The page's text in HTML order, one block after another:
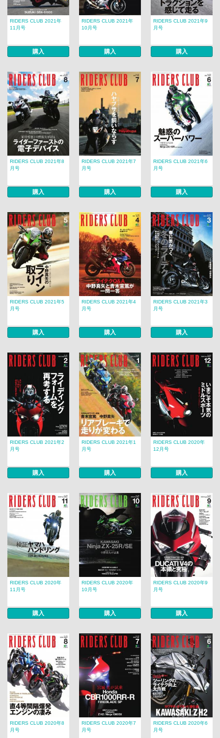
RIDERS CLUB 2021年
11月号
購入
RIDERS CLUB 2021年
10月号
購入
RIDERS CLUB 2021年9
月号
購入
RIDERS CLUB 2021年8
月号
購入
RIDERS CLUB 2021年7
月号
購入
RIDERS CLUB 2021年6
月号
購入
RIDERS CLUB 2021年5
月号
購入
RIDERS CLUB 2021年4
月号
購入
RIDERS CLUB 2021年3
月号
購入
RIDERS CLUB 2021年2
月号
購入
RIDERS CLUB 2021年1
月号
購入
RIDERS CLUB 2020年
12月号
購入
RIDERS CLUB 2020年
11月号
購入
RIDERS CLUB 2020年
10月号
購入
RIDERS CLUB 2020年9
月号
購入
RIDERS CLUB 2020年8
月号
RIDERS CLUB 2020年7
月号
RIDERS CLUB 2020年6
月号